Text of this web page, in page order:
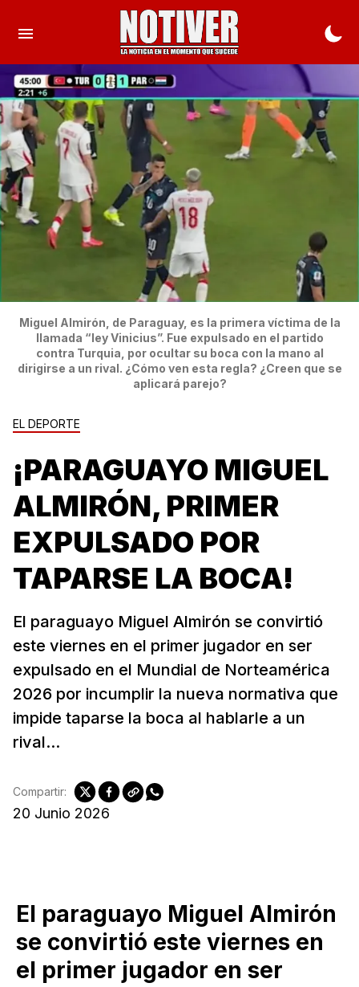
EL DEPORTE
¡PARAGUAYO MIGUEL
ALMIRÓN, PRIMER
EXPULSADO POR
TAPARSE LA BOCA!
El paraguayo Miguel Almirón se convirtió
este viernes en el primer jugador en ser
expulsado en el Mundial de Norteamérica
2026 por incumplir la nueva normativa que
impide taparse la boca al hablarle a un
rival...
20 Junio 2026
Compartir:
Miguel Almirón, de Paraguay, es la primera víctima de la
llamada “ley Vinicius”. Fue expulsado en el partido
contra Turquia, por ocultar su boca con la mano al
dirigirse a un rival. ¿Cómo ven esta regla? ¿Creen que se
aplicará parejo?
El paraguayo Miguel Almirón
se convirtió este viernes en
el primer jugador en ser